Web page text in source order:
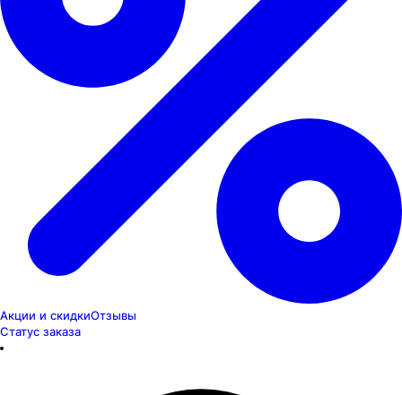
Акции и скидкиОтзывы
Статус заказа